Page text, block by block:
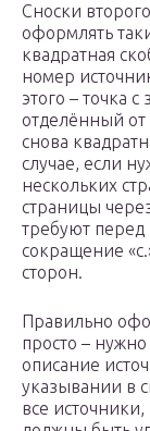
Сноски
оформлять
квадратная
номер
этого – точка
отделённый от
снова
случае, если
нескольких
страницы
требуют
сокращение
сторон.
Правильно
просто –
описание
указывании в
все